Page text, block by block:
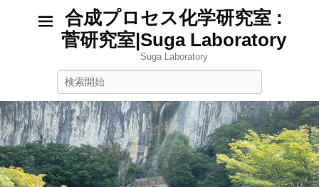
合成プロセス化学研究室 :
菅研究室|Suga Laboratory
Suga Laboratory